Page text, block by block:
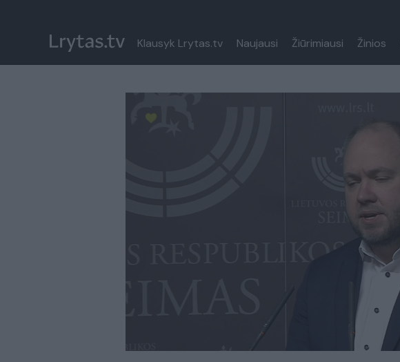
Klausyk Lrytas.tv Naujausi Žiūrimiausi Žinios